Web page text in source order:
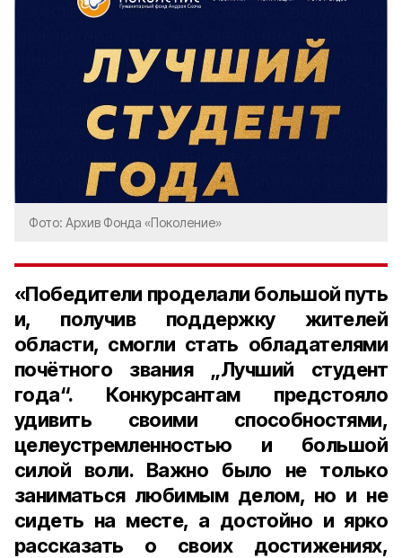
Фото: Архив Фонда «Поколение»
«Победители проделали большой путь
и, получив поддержку жителей
области, смогли стать обладателями
почётного звания „Лучший студент
года“. Конкурсантам предстояло
удивить своими способностями,
целеустремленностью и большой
силой воли. Важно было не только
заниматься любимым делом, но и не
сидеть на месте, а достойно и ярко
рассказать о своих достижениях,